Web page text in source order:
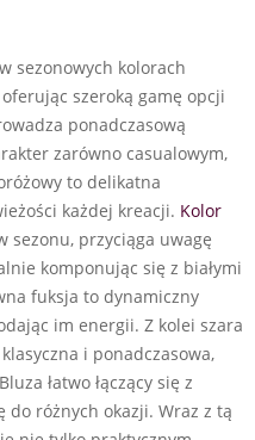
w sezonowych kolorach
szeroką gamę opcji
ponadczasową
zarówno casualowym,
to delikatna
każdej kreacji. Kolor
sezonu, przyciąga uwagę
komponując się z białymi
fuksja to dynamiczny
im energii. Z kolei szara
klasyczna i ponadczasowa,
łatwo łączący się z
różnych okazji. Wraz z tą